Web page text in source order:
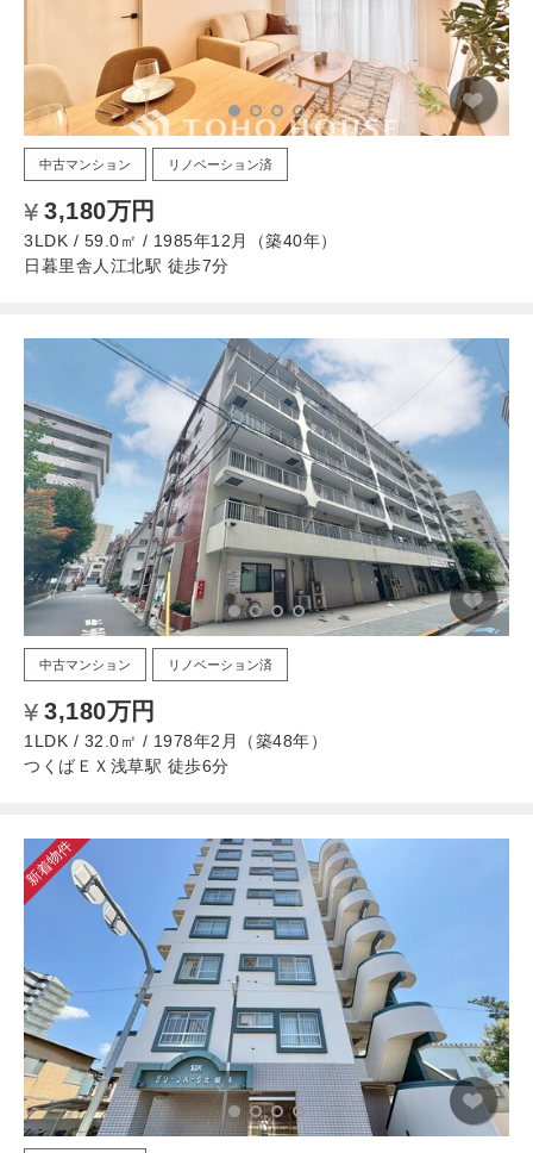
中古マンション リノベーション済
3,180万円
3LDK / 59.0㎡ / 1985年12月（築40年）
日暮里舎人江北駅 徒歩7分
中古マンション リノベーション済
3,180万円
1LDK / 32.0㎡ / 1978年2月（築48年）
つくばＥＸ浅草駅 徒歩6分
新着物件